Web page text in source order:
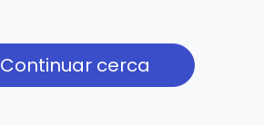
Continuar cerca